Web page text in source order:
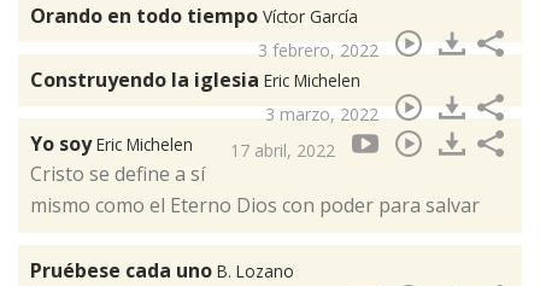
Orando en todo tiempo Víctor García
3 febrero, 2022
Construyendo la iglesia Eric Michelen
3 marzo, 2022
Yo soyEric Michelen 17 abril, 2022
Cristo se define a sí
mismo como el Eterno Dios con poder para salvar
Pruébese cada uno B. Lozano